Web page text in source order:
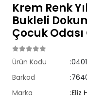
Krem Renk
Bukleli
Çocuk Odası
Ürün Kodu
Barkod
Marka
:Eliz